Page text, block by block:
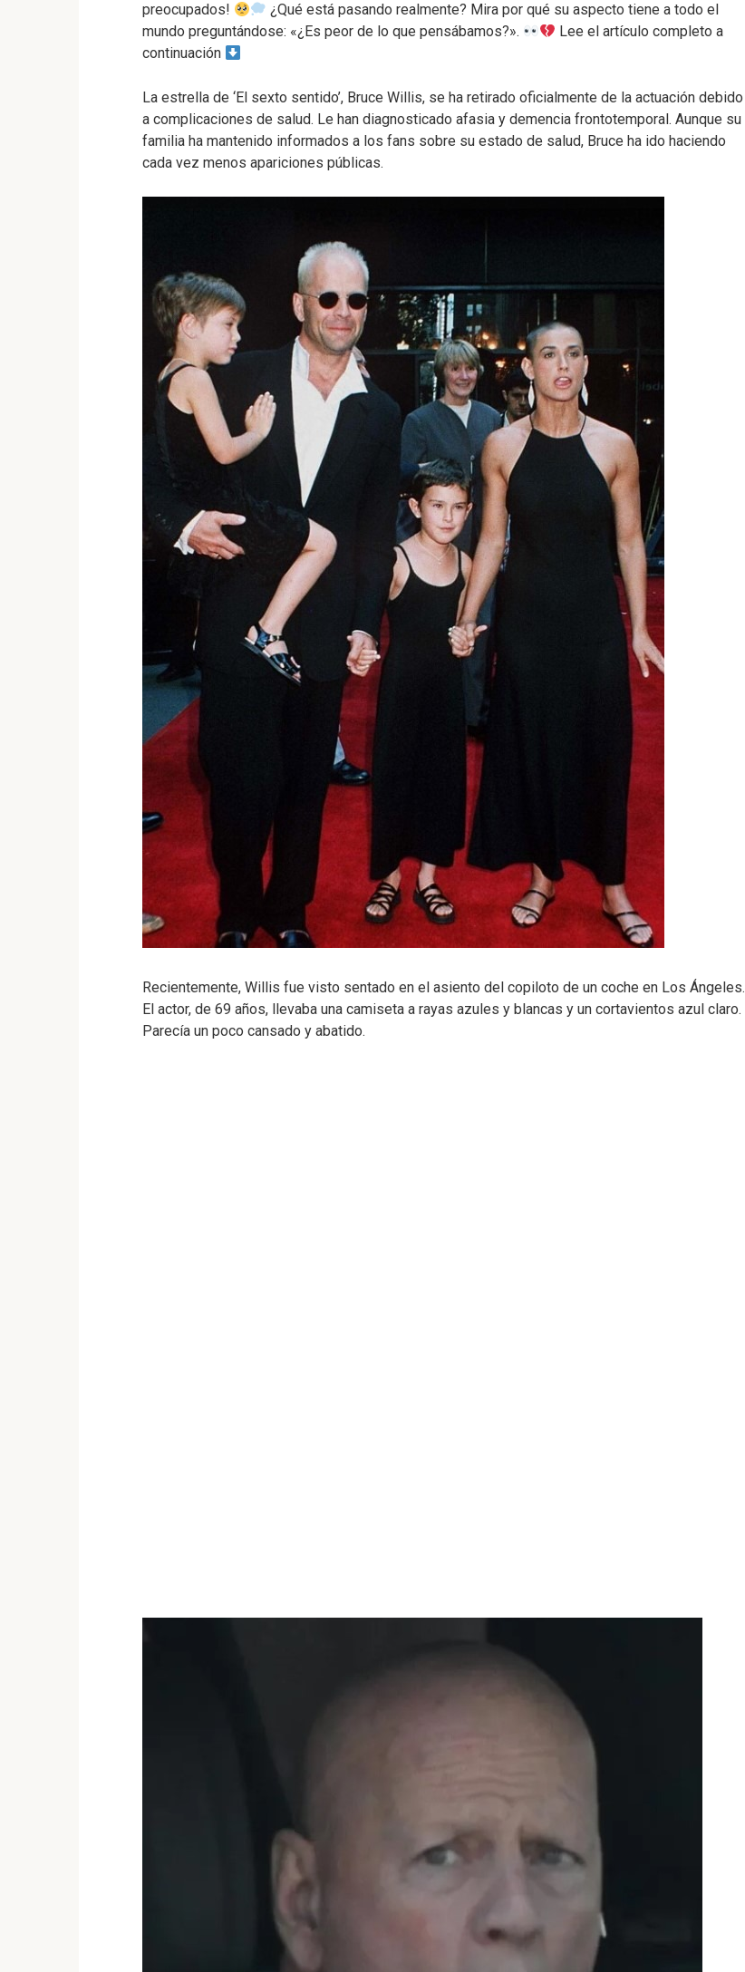
preocupados!
¿Qué está pasando realmente? Mira por qué su aspecto tiene a todo el
mundo preguntándose: «¿Es peor de lo que pensábamos?».
Lee el artículo completo a
continuación
La estrella de ‘El sexto sentido’, Bruce Willis, se ha retirado oficialmente de la actuación debido
a complicaciones de salud. Le han diagnosticado afasia y demencia frontotemporal. Aunque su
familia ha mantenido informados a los fans sobre su estado de salud, Bruce ha ido haciendo
cada vez menos apariciones públicas.
Recientemente, Willis fue visto sentado en el asiento del copiloto de un coche en Los Ángeles.
El actor, de 69 años, llevaba una camiseta a rayas azules y blancas y un cortavientos azul claro.
Parecía un poco cansado y abatido.